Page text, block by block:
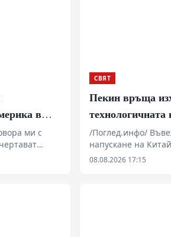
в
ми с
новини.
СВЯТ
Пекин връща
технологичната
граница
/Поглед.инфо/
напускане на
преход от
08.08.2026 17:15